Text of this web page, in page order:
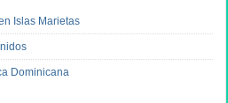
Islas Marietas
Dominicana